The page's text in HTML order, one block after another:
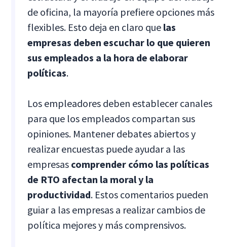
de oficina, la mayoría prefiere opciones más
flexibles. Esto deja en claro que las
empresas deben escuchar lo que quieren
sus empleados a la hora de elaborar
políticas.
Los empleadores deben establecer canales
para que los empleados compartan sus
opiniones. Mantener debates abiertos y
realizar encuestas puede ayudar a las
empresas comprender cómo las políticas
de RTO afectan la moral y la
productividad. Estos comentarios pueden
guiar a las empresas a realizar cambios de
política mejores y más comprensivos.